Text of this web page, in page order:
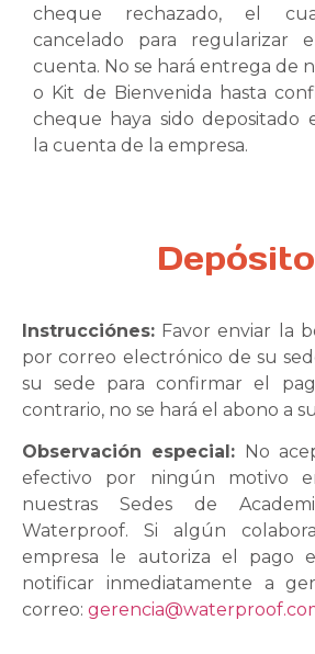
cheque rechazado, el
cancelado para regularizar
cuenta. No se hará entrega de
o Kit de Bienvenida hasta
cheque haya sido depositado
la cuenta de la empresa.
Instrucciónes: Favor enviar la
por correo electrónico de su
su sede para confirmar el
contrario, no se hará el abono a
Observación especial: No
efectivo por ningún motivo
nuestras Sedes de
Waterproof. Si algún
empresa le autoriza el pago
notificar inmediatamente a
correo: